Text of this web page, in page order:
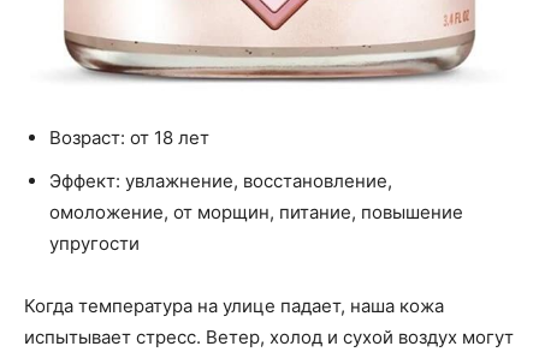
Возраст: от 18 лет
Эффект: увлажнение, восстановление,
омоложение, от морщин, питание, повышение
упругости
Когда температура на улице падает, наша кожа
испытывает стресс. Ветер, холод и сухой воздух могут